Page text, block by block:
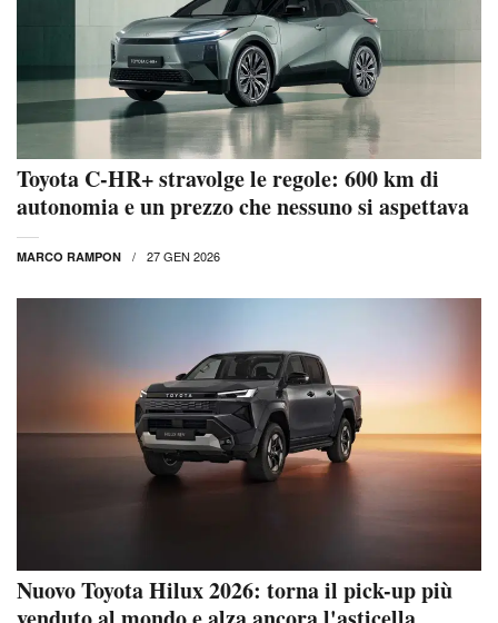
Toyota C-HR+ stravolge le regole: 600 km di
autonomia e un prezzo che nessuno si aspettava
MARCO RAMPON 27 GEN 2026
Nuovo Toyota Hilux 2026: torna il pick-up più